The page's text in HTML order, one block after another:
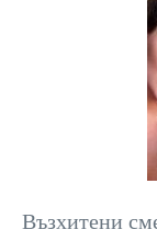
Възхитени